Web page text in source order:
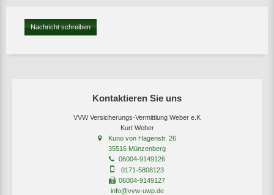
Kontaktieren Sie uns
VVW Versicherungs-Vermittlung Weber e.K
Kurt Weber
Kuno von Hagenstr. 26
35516 Münzenberg
06004-9149126
0171-5808123
06004-9149127
info@vvw-uwp.de
Nachricht schreiben